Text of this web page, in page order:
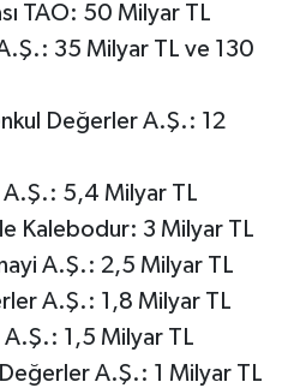
TAO: 50 Milyar TL
A.Ş.: 35 Milyar TL ve 130
Değerler A.Ş.: 12
A.Ş.: 5,4 Milyar TL
Kalebodur: 3 Milyar TL
A.Ş.: 2,5 Milyar TL
A.Ş.: 1,8 Milyar TL
A.Ş.: 1,5 Milyar TL
Değerler A.Ş.: 1 Milyar TL